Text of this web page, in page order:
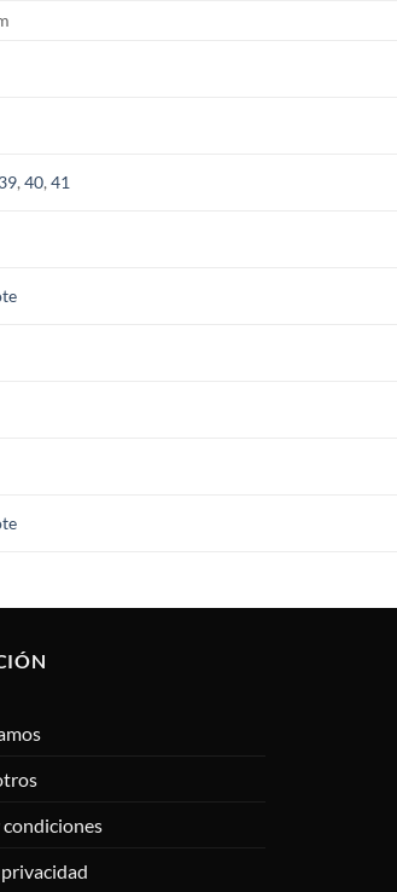
39,40,41
condiciones